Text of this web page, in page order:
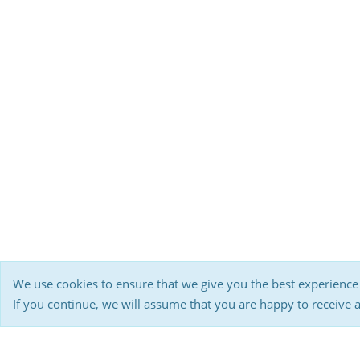
We use cookies to ensure that we give you the best
If you continue, we will assume that you are happy to